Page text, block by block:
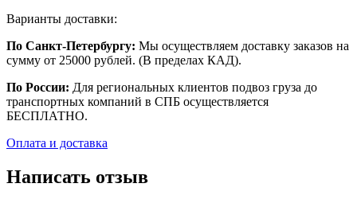
Варианты доставки:
По Санкт-Петербургу: Мы осуществляем доставку заказов на
сумму от 25000 рублей. (В пределах КАД).
По России: Для региональных клиентов подвоз груза до
транспортных компаний в СПБ осуществляется
БЕСПЛАТНО.
Оплата и доставка
Написать отзыв